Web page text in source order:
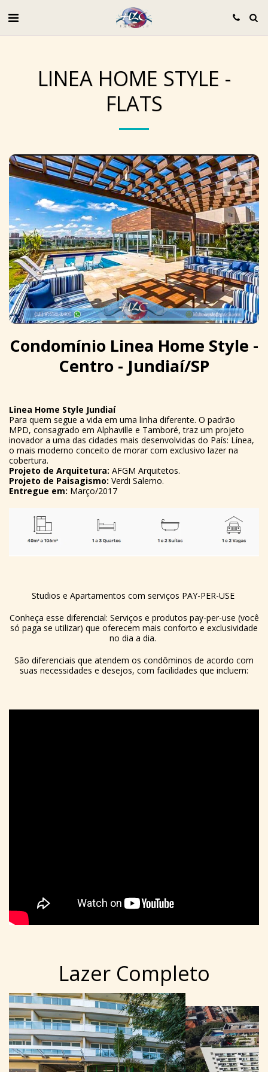
LINEA HOME STYLE -
FLATS
Condomínio Linea Home Style -
Centro - Jundiaí/SP
Linea Home Style Jundiaí
Para quem segue a vida em uma linha diferente. O padrão
MPD, consagrado em Alphaville e Tamboré, traz um projeto
inovador a uma das cidades mais desenvolvidas do País: Línea,
o mais moderno conceito de morar com exclusivo lazer na
cobertura.
Projeto de Arquitetura: AFGM Arquitetos.
Projeto de Paisagismo: Verdi Salerno.
Entregue em: Março/2017
Studios e Apartamentos com serviços PAY-PER-USE
Conheça esse diferencial: Serviços e produtos pay-per-use (você
só paga se utilizar) que oferecem mais conforto e exclusividade
no dia a dia.
São diferenciais que atendem os condôminos de acordo com
suas necessidades e desejos, com facilidades que incluem:
Lazer Completo